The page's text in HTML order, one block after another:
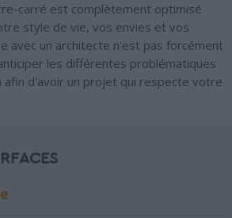
carré est complètement optimisé
style de vie, vos envies et vos
avec un architecte n'est pas forcément
les différentes problématiques
d'avoir un projet qui respecte votre